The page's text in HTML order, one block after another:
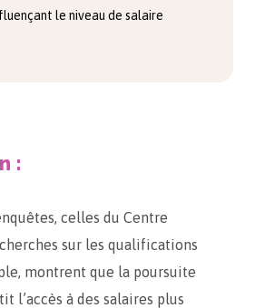
le niveau de salaire
:
celles du Centre
sur les qualifications
montrent que la poursuite
l’accès à des salaires plus